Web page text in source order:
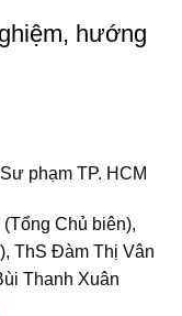
hướng
phạm TP. HCM
Chủ biên),
ThS Đàm Thị Vân
Thanh Xuân